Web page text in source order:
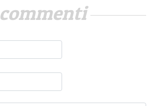
commenti